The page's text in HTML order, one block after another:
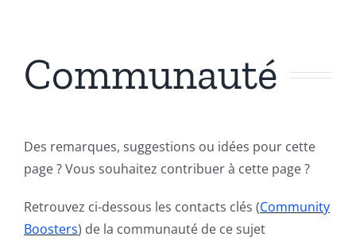
Communauté
Des remarques, suggestions ou idées pour cette
page ? Vous souhaitez contribuer à cette page ?
Retrouvez ci-dessous les contacts clés (Community
Boosters) de la communauté de ce sujet